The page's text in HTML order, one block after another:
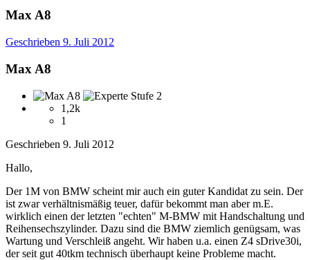
Max A8
Geschrieben 9. Juli 2012
Max A8
1,2k
1
Geschrieben 9. Juli 2012
Hallo,
Der 1M von BMW scheint mir auch ein guter Kandidat zu sein. Der
ist zwar verhältnismäßig teuer, dafür bekommt man aber m.E.
wirklich einen der letzten "echten" M-BMW mit Handschaltung und
Reihensechszylinder. Dazu sind die BMW ziemlich genügsam, was
Wartung und Verschleiß angeht. Wir haben u.a. einen Z4 sDrive30i,
der seit gut 40tkm technisch überhaupt keine Probleme macht.